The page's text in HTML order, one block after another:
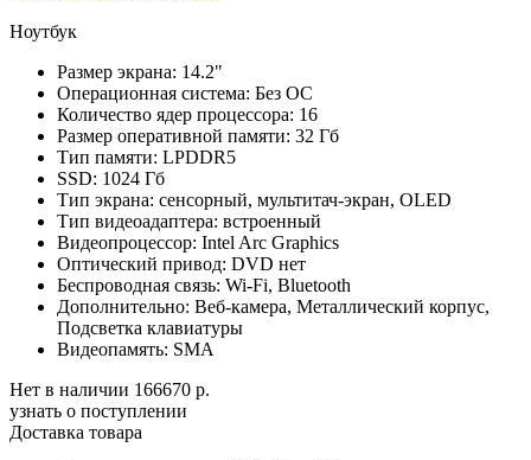
Ноутбук
Размер экрана: 14.2"
Операционная система: Без ОС
Количество ядер процессора: 16
Размер оперативной памяти: 32 Гб
Тип памяти: LPDDR5
SSD: 1024 Гб
Тип экрана: сенсорный, мультитач-экран, OLED
Тип видеоадаптера: встроенный
Видеопроцессор: Intel Arc Graphics
Оптический привод: DVD нет
Беспроводная связь: Wi-Fi, Bluetooth
Дополнительно: Веб-камера, Металлический корпус,
Подсветка клавиатуры
Видеопамять: SMA
Нет в наличии 166670 р.
узнать о поступлении
Доставка товара